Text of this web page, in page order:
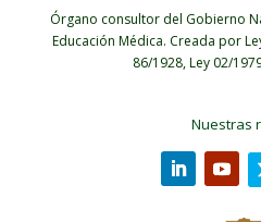
Órgano consultor del Gobierno
Educación Médica. Creada por
86/1928, Ley 02/
Nuestras